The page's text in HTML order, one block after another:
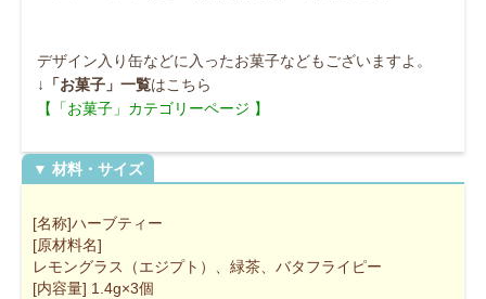
デザイン入り缶などに入ったお菓子などもございますよ。
↓
「お菓子」一覧はこちら
【「お菓子」カテゴリーページ 】
[名称]ハーブティー
[原材料名]
レモングラス（エジプト）、緑茶、バタフライピー
[内容量] 1.4g×3個